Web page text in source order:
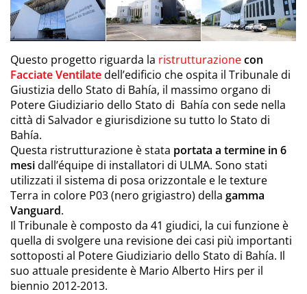
Questo progetto riguarda la ristrutturazionecon
Facciate Ventilatedell’edificio che ospita il Tribunale di
Giustizia dello Stato di Bahía, il massimo organo di
Potere Giudiziario dello Stato di Bahía con sede nella
città di Salvador e giurisdizione su tutto lo Stato di
Bahía.
Questa ristrutturazione è stata portata a termine in 6
mesidall’équipe di installatori di ULMA. Sono stati
utilizzati il sistema di posa orizzontale e le texture
Terra in colore P03 (nero grigiastro) della gamma
Vanguard.
Il Tribunale è composto da 41 giudici, la cui funzione è
quella di svolgere una revisione dei casi più importanti
sottoposti al Potere Giudiziario dello Stato di Bahía. Il
suo attuale presidente è Mario Alberto Hirs per il
biennio 2012-2013.